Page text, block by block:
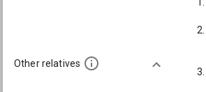
Other relatives